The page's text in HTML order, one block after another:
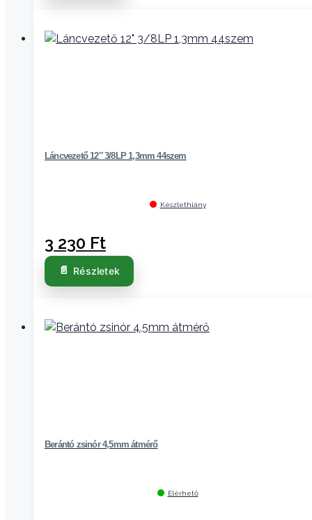
Láncvezető 12″ 3/8LP 1,3mm 44szem
Készlethiány
3 230 Ft
Részletek
Berántó zsinór 4,5mm átmérő
Elérhető